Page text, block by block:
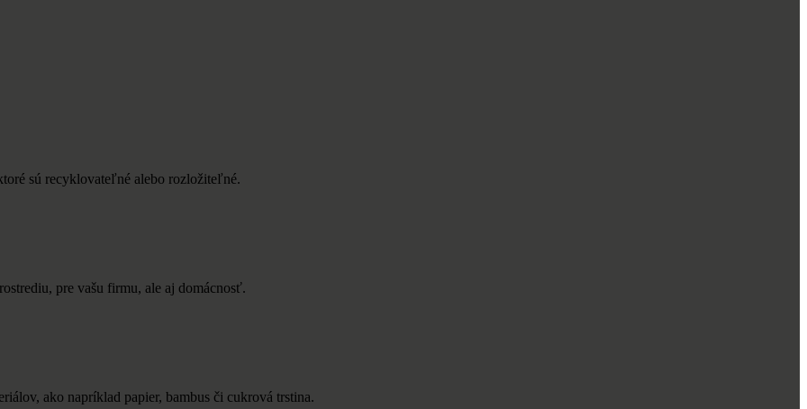
sú recyklovateľné alebo rozložiteľné.
pre vašu firmu, ale aj domácnosť.
ako napríklad papier, bambus či cukrová trstina.